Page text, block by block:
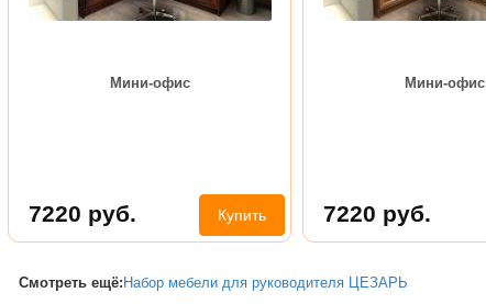
Мини-офис
7220 руб. Купить
Мини-офис
7220 руб.
Смотреть ещё:Набор мебели для руководителя ЦЕЗАРЬ